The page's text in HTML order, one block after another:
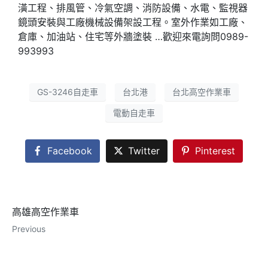
潢工程、排風管、冷氣空調、消防設備、水電、監視器
鏡頭安裝與工廠機械設備架設工程。室外作業如工廠、
倉庫、加油站、住宅等外牆塗裝 …歡迎來電詢問0989-
993993
GS-3246自走車 台北港 台北高空作業車
電動自走車
Facebook Twitter Pinterest
高雄高空作業車
Previous